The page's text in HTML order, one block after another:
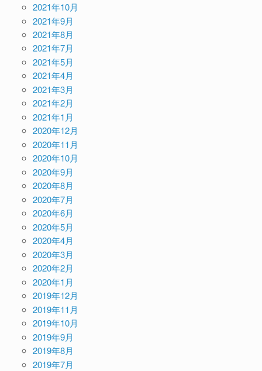
2021年10月
2021年9月
2021年8月
2021年7月
2021年5月
2021年4月
2021年3月
2021年2月
2021年1月
2020年12月
2020年11月
2020年10月
2020年9月
2020年8月
2020年7月
2020年6月
2020年5月
2020年4月
2020年3月
2020年2月
2020年1月
2019年12月
2019年11月
2019年10月
2019年9月
2019年8月
2019年7月